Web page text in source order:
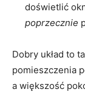
doświetlić
poprzecznie
Dobry układ to
pomieszczenia
a większość